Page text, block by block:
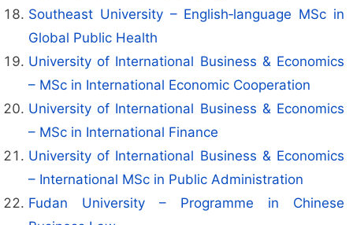
Southeast University – English‑language MSc in
Global Public Health
University of International Business & Economics
– MSc in International Economic Cooperation
University of International Business & Economics
– MSc in International Finance
University of International Business & Economics
– International MSc in Public Administration
Fudan University – Programme in Chinese